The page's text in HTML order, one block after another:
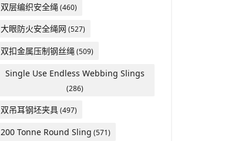
双层编织安全绳 (460)
大眼防火安全绳网 (527)
双扣金属压制钢丝绳(509)
Single Use Endless Webbing Slings
(286)
双吊耳钢坯夹具(497)
200 Tonne Round Sling (571)